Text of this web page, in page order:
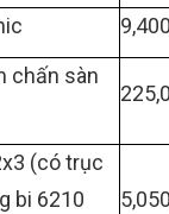
chấn sàn
(có trục
bi 6210